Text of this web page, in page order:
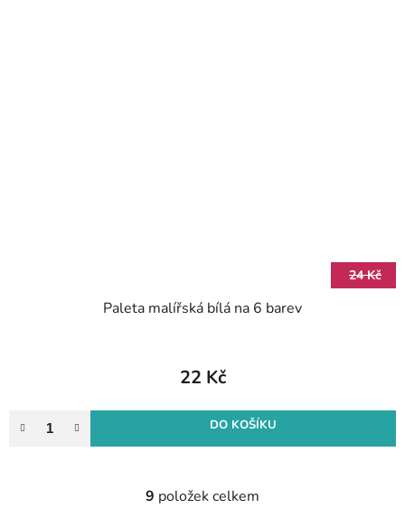
24 Kč
Paleta malířská bílá na 6 barev
22 Kč
DO KOŠÍKU
O
9 položek celkem